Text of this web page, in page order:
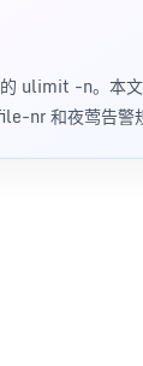
ulimit -n。本文
nr 和夜莺告警